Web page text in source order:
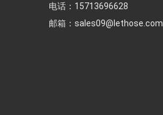
电话： 15713696628
邮箱：sales09@lethose.com